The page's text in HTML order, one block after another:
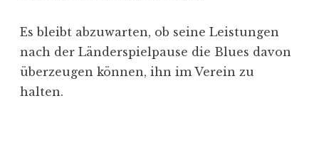
Es bleibt abzuwarten, ob seine Leistungen
nach der Länderspielpause die Blues davon
überzeugen können, ihn im Verein zu
halten.